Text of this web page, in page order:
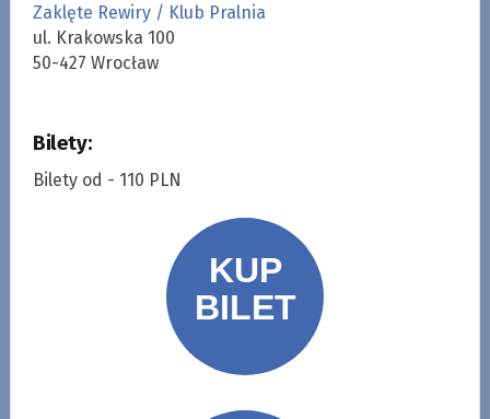
Zaklęte Rewiry / Klub Pralnia
ul. Krakowska 100
50-427 Wrocław
Bilety:
Bilety od - 110 PLN